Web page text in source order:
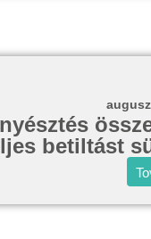
betiltást